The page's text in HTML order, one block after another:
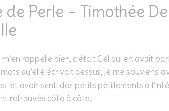
de Perle – Timothée De
rappelle bien, c’était Cél qui en avait
qu’elle écrivait dessus, je me souviens
et avoir senti des petits pétillements à
retrouvés côte à côte.